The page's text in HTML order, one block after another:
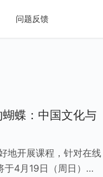
问题反馈
蝶：中国文化与
地开展课程，针对在线
4月19日（周日）